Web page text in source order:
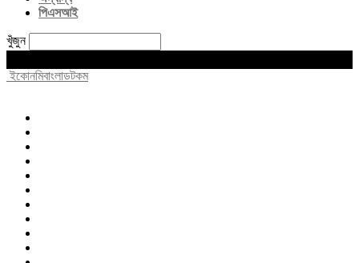
পিএসআই
খুঁজুন
ইকোনমিবাংলাডটকম